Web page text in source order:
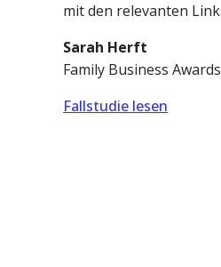
mit den relevanten
Sarah Herft
Family Business Awards
Fallstudie lesen